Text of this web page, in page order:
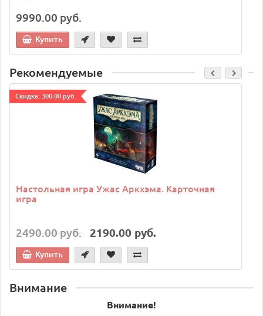
9990.00 руб.
Купить
Рекомендуемые
Cкидка: 300.00 руб.
Настольная игра Ужас Аркхэма. Карточная
игра
2490.00 руб. 2190.00 руб.
Купить
Внимание
Внимание!